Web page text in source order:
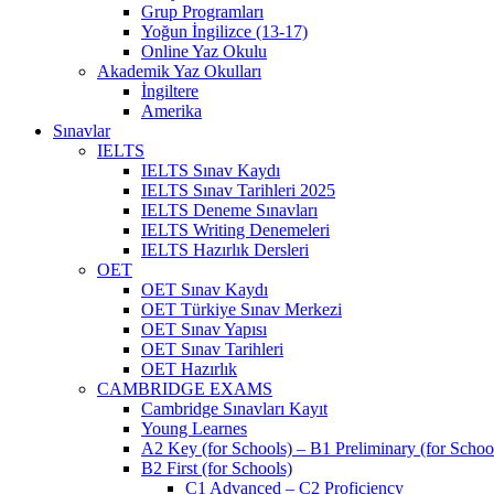
Grup Programları
Yoğun İngilizce (13-17)
Online Yaz Okulu
Akademik Yaz Okulları
İngiltere
Amerika
Sınavlar
IELTS
IELTS Sınav Kaydı
IELTS Sınav Tarihleri 2025
IELTS Deneme Sınavları
IELTS Writing Denemeleri
IELTS Hazırlık Dersleri
OET
OET Sınav Kaydı
OET Türkiye Sınav Merkezi
OET Sınav Yapısı
OET Sınav Tarihleri
OET Hazırlık
CAMBRIDGE EXAMS
Cambridge Sınavları Kayıt
Young Learnes
A2 Key (for Schools) – B1 Preliminary (for
B2 First (for Schools)
C1 Advanced – C2 Proficiency